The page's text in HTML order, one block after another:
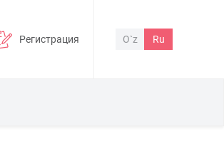
Регистрация O`z Ru